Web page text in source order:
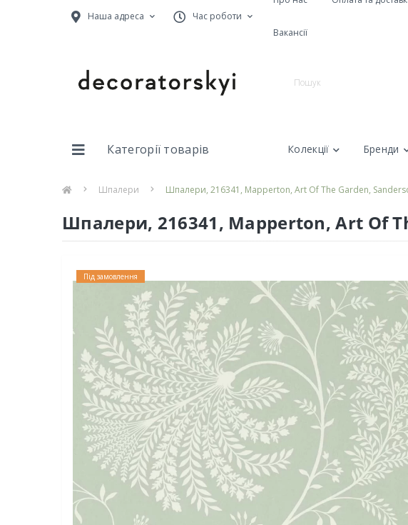
Наша адреса Час роботи
Вакансії
Категорії товарів Колекції Бренди
Шпалери Шпалери, 216341, Mapperton, Art Of The Garden,
Шпалери, 216341, Mapperton, Art Of
Під замовлення